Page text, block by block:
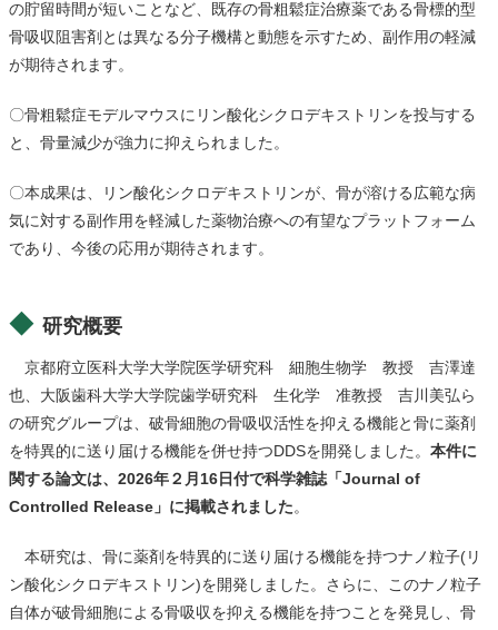
の貯留時間が短いことなど、既存の骨粗鬆症治療薬である骨標的型
骨吸収阻害剤とは異なる分子機構と動態を示すため、副作用の軽減
が期待されます。
〇骨粗鬆症モデルマウスにリン酸化シクロデキストリンを投与する
と、骨量減少が強力に抑えられました。
〇本成果は、リン酸化シクロデキストリンが、骨が溶ける広範な病
気に対する副作用を軽減した薬物治療への有望なプラットフォーム
であり、今後の応用が期待されます。
研究概要
京都府立医科大学大学院医学研究科 細胞生物学 教授 吉澤達
也、大阪歯科大学大学院歯学研究科 生化学 准教授 吉川美弘ら
の研究グループは、破骨細胞の骨吸収活性を抑える機能と骨に薬剤
を特異的に送り届ける機能を併せ持つDDSを開発しました。 本件に
関する論文は、2026年２月16日付で科学雑誌「Journal of
Controlled Release」に掲載されました。
本研究は、骨に薬剤を特異的に送り届ける機能を持つナノ粒子(リ
ン酸化シクロデキストリン)を開発しました。さらに、このナノ粒子
自体が破骨細胞による骨吸収を抑える機能を持つことを発見し、骨